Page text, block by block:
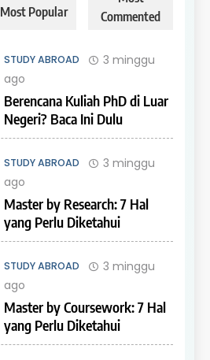
Most Popular
Commented
STUDY ABROAD
3 minggu
ago
Berencana Kuliah PhD di Luar
Negeri? Baca Ini Dulu
STUDY ABROAD
3 minggu
ago
Master by Research: 7 Hal
yang Perlu Diketahui
STUDY ABROAD
3 minggu
ago
Master by Coursework: 7 Hal
yang Perlu Diketahui